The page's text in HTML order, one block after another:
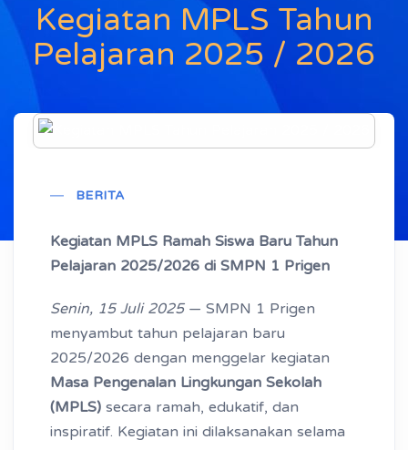
Kegiatan MPLS Tahun
Pelajaran 2025 / 2026
BERITA
Kegiatan MPLS Ramah Siswa Baru Tahun
Pelajaran 2025/2026 di SMPN 1 Prigen
Senin, 15 Juli 2025— SMPN 1 Prigen
menyambut tahun pelajaran baru
2025/2026 dengan menggelar kegiatan
Masa Pengenalan Lingkungan Sekolah
(MPLS) secara ramah, edukatif, dan
inspiratif. Kegiatan ini dilaksanakan selama